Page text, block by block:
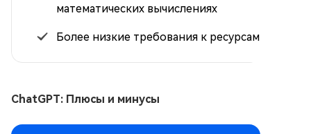
математических вычислениях
Более низкие требования к ресурсам
ChatGPT: Плюсы и минусы